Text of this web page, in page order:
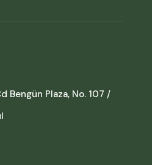
Bengün Plaza, No. 107 /